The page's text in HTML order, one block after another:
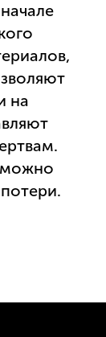
на
можно